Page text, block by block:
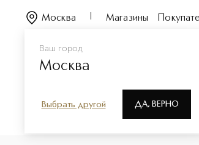
Ваш город
Москва
Выбрать другой ДА, ВЕРНО
Москва Магазины
Парфюмерия